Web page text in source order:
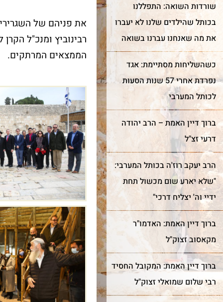
שורדות השואה: התפללנו
בכותל שהילדים שלנו לא יעברו
את מה שאנחנו עברנו בשואה
כשהשליחות מסתיימת: אגד
נפרדת אחרי 57 שנות הסעות
לכותל המערבי
ברוך דיין האמת – הרב יהודה
דרעי זצ"ל
הרב יעקב רוז'ה בכותל המערבי:
"שלא יארע שום מכשול תחת
ידיי וה' יצליח דרכי"
ברוך דיין האמת: האדמו"ר
מקאסוב זצוק"ל
ברוך דיין האמת: המקובל החסיד
רבי שלום שמואלי זצוק"ל
את פניהם של
רבינוביץ ומנכ"ל
הממצאים המרתקים.
מצווה
למורשת הכותל המערבי
אתכם לחגוג בר מצווה
בטקס מרגש ובאווירה
של אחדות וקדושה.
עוד על בר מצווה >
חדש!מייצג
שער השמיים
מה מביא אנשים ונשים מכל
האבנים העתיקות?
עוד על שער השמיים >